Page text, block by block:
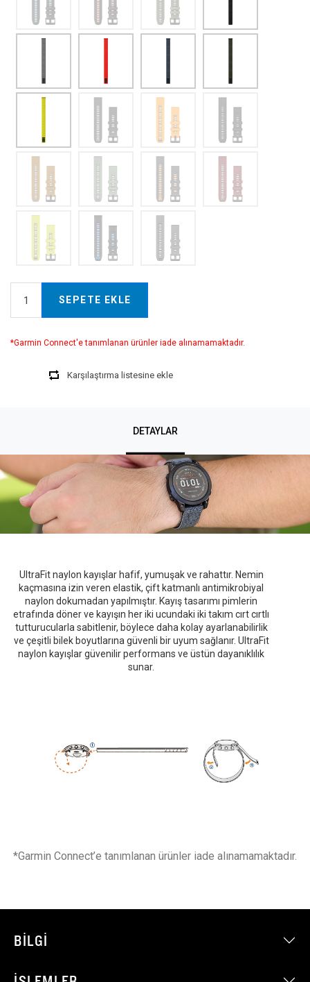
SEPETE EKLE
*Garmin Connect'e tanımlanan ürünler iade alınamamaktadır.
Karşılaştırma listesine ekle
DETAYLAR
UltraFit naylon kayışlar hafif, yumuşak ve rahattır. Nemin
kaçmasına izin veren elastik, çift katmanlı antimikrobiyal
naylon dokumadan yapılmıştır. Kayış tasarımı pimlerin
etrafında döner ve kayışın her iki ucundaki iki takım cırt cırtlı
tutturucularla sabitlenir, böylece daha kolay ayarlanabilirlik
ve çeşitli bilek boyutlarına güvenli bir uyum sağlanır. UltraFit
naylon kayışlar güvenilir performans ve üstün dayanıklılık
sunar.
*Garmin Connect’e tanımlanan ürünler iade alınamamaktadır.
BILGI